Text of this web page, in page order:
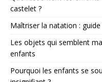
castelet ?
Maîtriser la natation :
Les objets qui semblent
enfants
Pourquoi les enfants se